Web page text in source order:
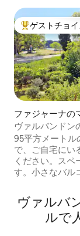
大好評のゲス
ゲストチョイ
ファジャーナの
アパート
ヴァルバンドン
95平方メートル
で、ご自宅にい
ください。スペ
す。小さなバル
中庭に2台の車
のバーまで徒
な町ファジャ
ストラン、薬局
ヴァルバ
ルで